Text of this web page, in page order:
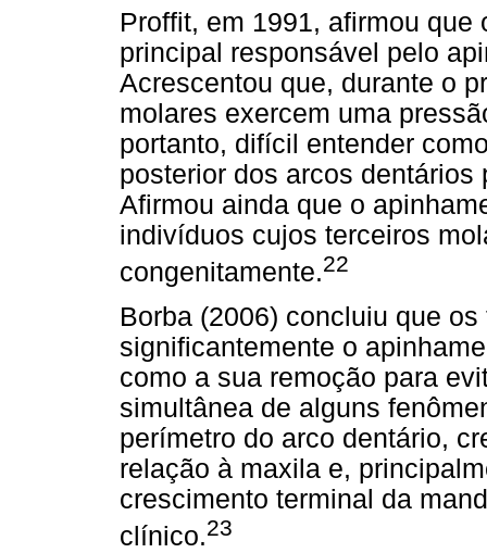
Proffit, em 1991, afirmou
principal responsável pelo
Acrescentou que, durante o
molares exercem uma
portanto, difícil entender
posterior dos arcos dentários
Afirmou ainda que o
indivíduos cujos terceiros
congenitamente.22
Borba (2006) concluiu que
significantemente o
como a sua remoção para
simultânea de alguns
perímetro do arco dentário,
relação à maxila e,
crescimento terminal da
clínico.23